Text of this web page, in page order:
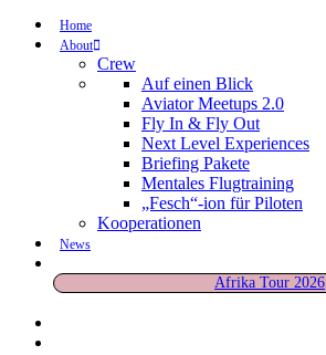
Home
About
Crew
Auf einen Blick
Aviator Meetups 2.0
Fly In & Fly Out
Next Level Experiences
Briefing Pakete
Mentales Flugtraining
„Fesch“-ion für Piloten
Kooperationen
News
Afrika Tour 2026